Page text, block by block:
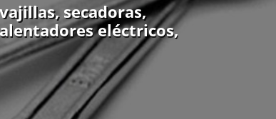
secadoras,
eléctricos,